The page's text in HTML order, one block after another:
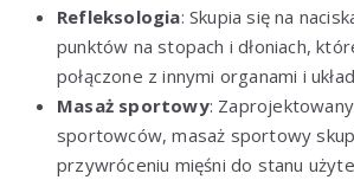
Refleksologia: Skupia się na
punktów na stopach i dłoniach,
połączone z innymi organami i
Masaż sportowy:
sportowców, masaż sportowy
przywróceniu mięśni do stanu